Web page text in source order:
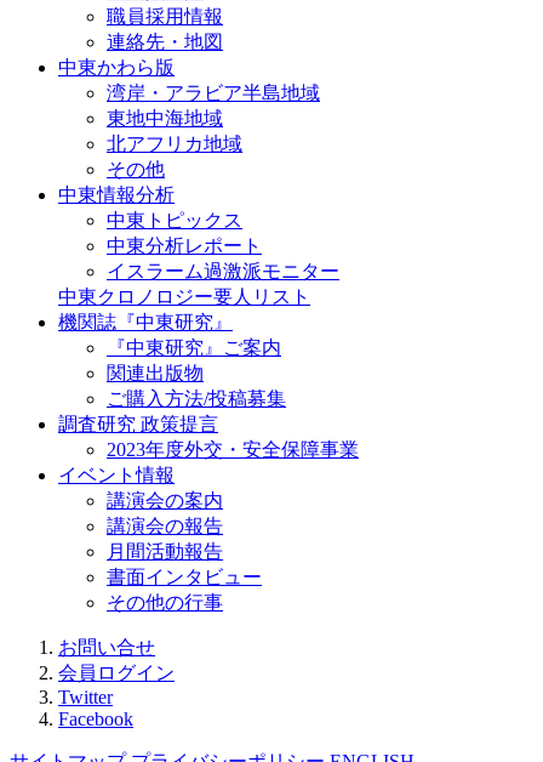
職員採用情報
連絡先・地図
中東かわら版
湾岸・アラビア半島地域
東地中海地域
北アフリカ地域
その他
中東情報分析
中東トピックス
中東分析レポート
イスラーム過激派モニター
中東クロノロジー要人リスト
機関誌『中東研究』
『中東研究』ご案内
関連出版物
ご購入方法/投稿募集
調査研究 政策提言
2023年度外交・安全保障事業
イベント情報
講演会の案内
講演会の報告
月間活動報告
書面インタビュー
その他の行事
お問い合せ
会員ログイン
Twitter
Facebook